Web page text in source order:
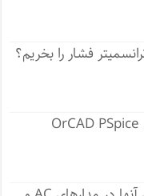
فشار را بخریم؟